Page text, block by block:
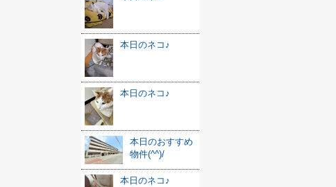
本日のネコ♪
本日のネコ♪
本日のおすすめ
物件(^^)/
本日のネコ♪